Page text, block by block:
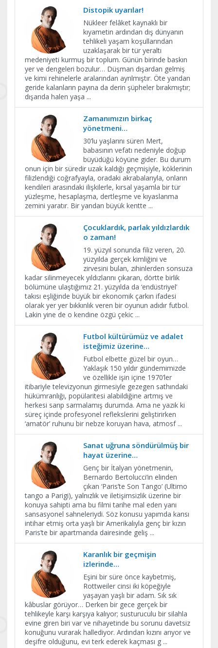
Distopik uyarılar!
Nükleer felâket kaynaklı bir
kıyametin ardından dış dünyanın
tehlikeli yaşam koşullarından
uzaklaşarak bir tür yeraltı
medeniyeti kurmuş bir toplum. Günün birinde baskın
yer ve dengeleri bozulur… Düşman dışardan gelmiş
ve kimi rehinelerle aralarından ayrılmıştır. Öte yandan
geride kalanların payına da derin şüpheler bırakmıştır;
dışarıda halen yaşa ...
Zamanımızın birkaç
yönetmeni…
30’lu yaşlarını süren Mert,
babasının vefatı nedeniyle doğup
büyüdüğü köyüne gider. Bu durum
onun için bir süredir uzak kaldığı geçmişiyle, köklerinin
filizlendiği coğrafyayla, oradaki akrabalarıyla, onların
kendileri arasındaki ilişkilerle, kırsal yaşamla bir tür
yüzleşme, hesaplaşma, dertleşme ve kıyaslanma
zemini yaratır. Bir yandan büyük kentte ...
Çocuklardık, parlak yıldızlardık
o zaman!
19. yüzyıl sonunda filiz veren, 20.
yüzyılda gerçek kimliğini ve
zirvesini bulan, zihinlerden sonsuza
kadar silinmeyecek yıldızlarını çıkaran, dörtte birlik
bölümüne ulaştığımız 21. yüzyılda da ‘endüstriyel’
takısı eşliğinde büyük bir ekonomik çarkın ifadesi
olarak yer yer bıkkınlık veren bir oyunun adıdır futbol.
Lakin yine de o kendine özgü çekic ...
Futbol kültürümüz ve adalet
isteğimiz üzerine…
Futbol elbette güzel bir oyun…
Yaklaşık 150 yıldır gündemimizde
ve özellikle işin içine 1970’ler
itibariyle televizyonun girmesiyle gezegen sathındaki
hükümranlığı, popülaritesi alabildiğine artmış ve
herkesi sarıp sarmalamış durumda. Ama ne yazık ki
süreç içinde profesyonel reflekslerini geliştirirken
‘amatör’ ruhunu bir nebze koruyan hava, atmosf ...
Sanat uğruna söndürülmüş bir
hayat üzerine…
Genç bir İtalyan yönetmenin,
Bernardo Bertolucci’in elinden
çıkan ‘Paris’te Son Tango’ (Ultimo
tango a Parigi), yalnızlık ve iletişimsizlik üzerine bir
konuya sahipti ama bu filmi tarihe mal eden yanı
sansasyonel sahneleriydi. Söz konusu yapımda karısı
intihar etmiş orta yaşlı bir Amerikalıyla genç bir kızın
Paris’te bir apartmanda dairesinde geliş ...
Karanlık bir geçmişin
izlerinde…
Eşini bir süre önce kaybetmiş,
Rottweiler cinsi iki köpeğiyle
yaşayan yaşlı bir adam. Sık sık
kâbuslar görüyor… Derken bir gece gerçek bir
tehlikeyle karşı karşıya kalıyor; susturuculu bir silahla
evine giren biri var ve nihayetinde bu sorunu davetsiz
konuğunu vurarak hallediyor. Ardından kızını arıyor ve
deşifre olduğunu, evi terk ederek kaçması g ...